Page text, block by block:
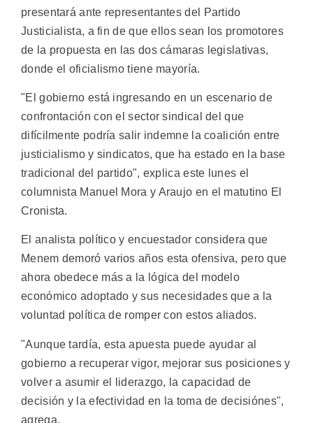
presentará ante representantes del Partido
Justicialista, a fin de que ellos sean los promotores
de la propuesta en las dos cámaras legislativas,
donde el oficialismo tiene mayoría.
"El gobierno está ingresando en un escenario de
confrontación con el sector sindical del que
difícilmente podría salir indemne la coalición entre
justicialismo y sindicatos, que ha estado en la base
tradicional del partido", explica este lunes el
columnista Manuel Mora y Araujo en el matutino El
Cronista.
El analista político y encuestador considera que
Menem demoró varios años esta ofensiva, pero que
ahora obedece más a la lógica del modelo
económico adoptado y sus necesidades que a la
voluntad política de romper con estos aliados.
"Aunque tardía, esta apuesta puede ayudar al
gobierno a recuperar vigor, mejorar sus posiciones y
volver a asumir el liderazgo, la capacidad de
decisión y la efectividad en la toma de decisiónes",
agrega.